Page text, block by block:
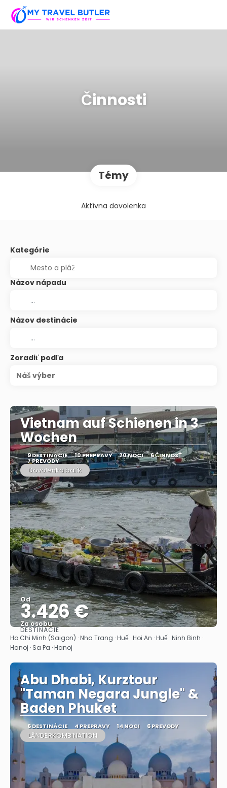
Činnosti
Témy
Aktívna dovolenka
Kategórie
Názov nápadu
Názov destinácie
Zoradiť podľa
Náš výber
Vietnam auf Schienen in 3
Wochen
9 DESTINÁCIE 10 PREPRAVY 20 NOCI 6 ČINNOSŤ
7 PREVODY
Dovolenka balík
Od
3.426 €
Za osobu
Pozrieť sa
DESTINÁCIE
Ho Chi Minh (Saigon) · Nha Trang · Huế · Hoi An · Huế · Ninh Binh ·
Hanoj · Sa Pa · Hanoj
Abu Dhabi, Kurztour
"Taman Negara Jungle" &
Baden Phuket
6 DESTINÁCIE 4 PREPRAVY 14 NOCI 6 PREVODY
LÄNDERKOMBINATION